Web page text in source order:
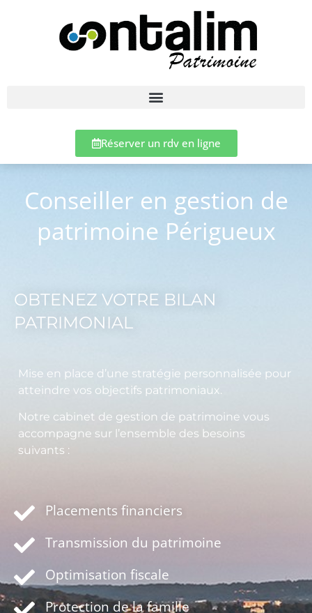
Réserver un rdv en ligne
Conseiller en gestion de
patrimoine Périgueux
OBTENEZ VOTRE BILAN
PATRIMONIAL
Mise en place d’une stratégie personnalisée pour
atteindre vos objectifs patrimoniaux.
Notre cabinet de gestion de patrimoine vous
accompagne sur l’ensemble des besoins
suivants :
Placements financiers
Transmission du patrimoine
Optimisation fiscale
Protection de la famille